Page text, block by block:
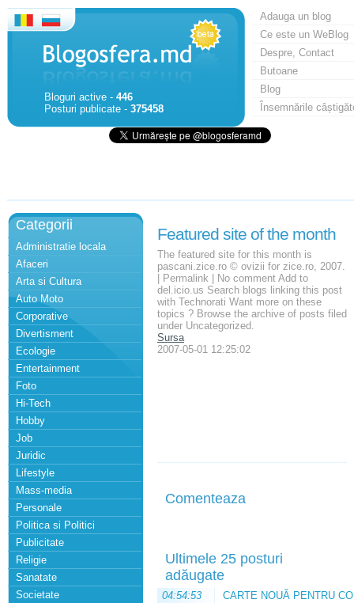
Bloguri active - 446
Posturi publicate - 375458
Adauga un blog
Ce este un WeBlog
Despre, Contact
Butoane
Blog
Însemnările
Categorii
Administratie locala
Afaceri
Arta si Cultura
Auto Moto
Corporative
Divertisment
Ecologie
Entertainment
Foto
Hi-Tech
Hobby
Job
Juridic
Lifestyle
Mass-media
Personale
Politica si Politici
Publicitate
Religie
Sanatate
Societate
Featured site of the month
The featured site for this month is
pascani.zice.ro © ovizii for zice.ro, 2007.
| Permalink | No comment Add to
del.icio.us Search blogs linking this post
with Technorati Want more on these
topics ? Browse the archive of posts filed
under Uncategorized.
Sursa
2007-05-01 12:25:02
Comenteaza
Ultimele 25 posturi
adăugate
04:54:53
CARTE NOUĂ PENTRU